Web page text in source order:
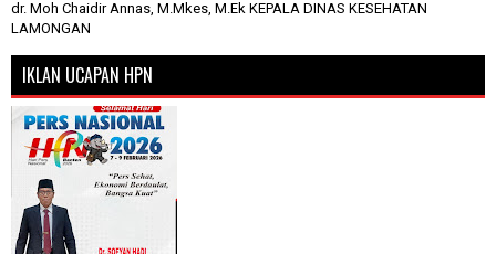
dr. Moh Chaidir Annas, M.Mkes, M.Ek KEPALA DINAS KESEHATAN
LAMONGAN
IKLAN UCAPAN HPN